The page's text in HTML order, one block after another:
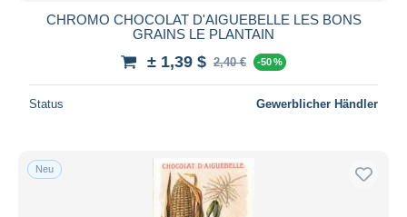
CHROMO CHOCOLAT D'AIGUEBELLE LES BONS
GRAINS LE PLANTAIN
± 1,39 $ 2,40 € -50 %
Status Gewerblicher Händler
Neu